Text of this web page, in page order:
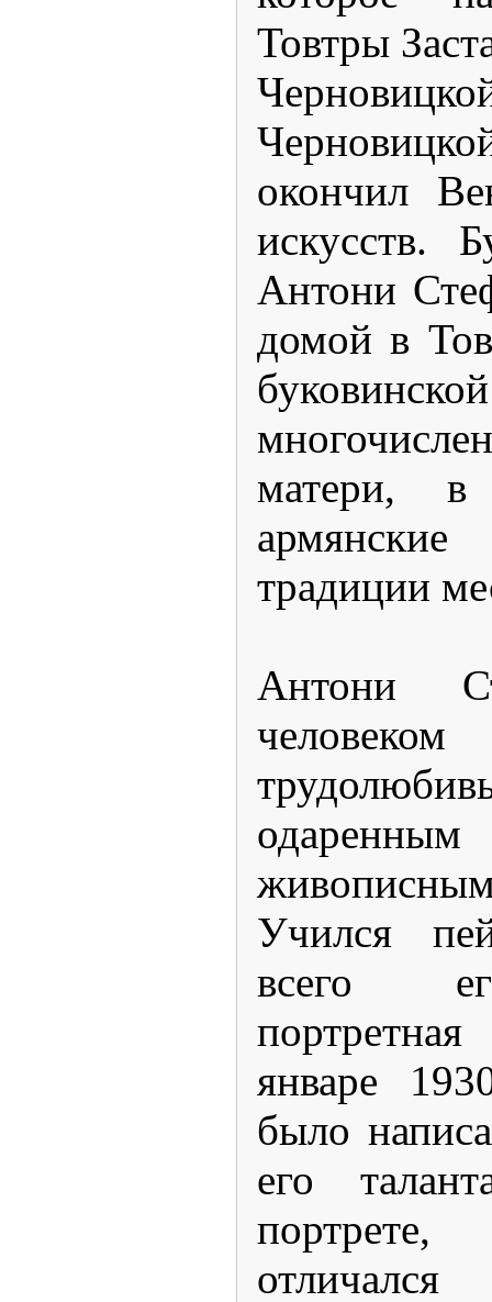
Товтры
окончил
искусств.
Антони
домой в
матери,
традиции
Антони
Учился
всего
январе
было
его
портрете,